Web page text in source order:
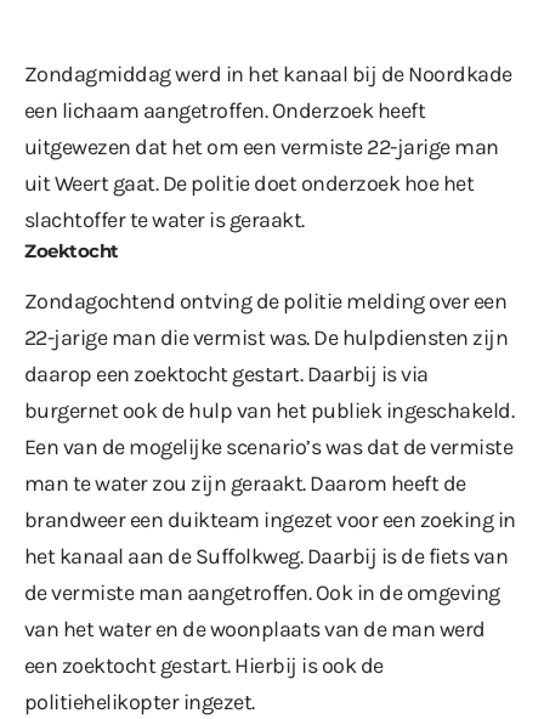
Zondagmiddag werd in het kanaal bij de Noordkade
een lichaam aangetroffen. Onderzoek heeft
uitgewezen dat het om een vermiste 22-jarige man
uit Weert gaat. De politie doet onderzoek hoe het
slachtoffer te water is geraakt.
Zoektocht
Zondagochtend ontving de politie melding over een
22-jarige man die vermist was. De hulpdiensten zijn
daarop een zoektocht gestart. Daarbij is via
burgernet ook de hulp van het publiek ingeschakeld.
Een van de mogelijke scenario’s was dat de vermiste
man te water zou zijn geraakt. Daarom heeft de
brandweer een duikteam ingezet voor een zoeking in
het kanaal aan de Suffolkweg. Daarbij is de fiets van
de vermiste man aangetroffen. Ook in de omgeving
van het water en de woonplaats van de man werd
een zoektocht gestart. Hierbij is ook de
politiehelikopter ingezet.